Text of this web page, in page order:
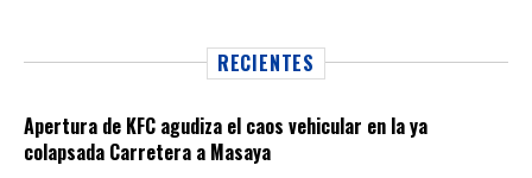
RECIENTES
Apertura de KFC agudiza el caos vehicular en la ya
colapsada Carretera a Masaya